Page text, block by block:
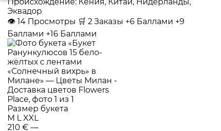
Эквадор
👁 14 Просмотры 🛒 2 Заказы +6 Баллами +9
Баллами +16 Баллами
Размер букета
M LXXL
210 € —